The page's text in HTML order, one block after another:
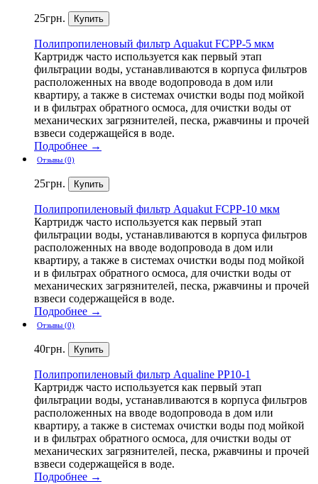
25грн.
Полипропиленовый фильтр Aquakut FCPP-5 мкм
Картридж часто используется как первый этап
фильтрации воды, устанавливаются в корпуса фильтров
расположенных на вводе водопровода в дом или
квартиру, а также в системах очистки воды под мойкой
и в фильтрах обратного осмоса, для очистки воды от
механических загрязнителей, песка, ржавчины и прочей
взвеси содержащейся в воде.
Подробнее →
Отзывы (0)
25грн.
Полипропиленовый фильтр Aquakut FCPP-10 мкм
Картридж часто используется как первый этап
фильтрации воды, устанавливаются в корпуса фильтров
расположенных на вводе водопровода в дом или
квартиру, а также в системах очистки воды под мойкой
и в фильтрах обратного осмоса, для очистки воды от
механических загрязнителей, песка, ржавчины и прочей
взвеси содержащейся в воде.
Подробнее →
Отзывы (0)
40грн.
Полипропиленовый фильтр Aqualine PP10-1
Картридж часто используется как первый этап
фильтрации воды, устанавливаются в корпуса фильтров
расположенных на вводе водопровода в дом или
квартиру, а также в системах очистки воды под мойкой
и в фильтрах обратного осмоса, для очистки воды от
механических загрязнителей, песка, ржавчины и прочей
взвеси содержащейся в воде.
Подробнее →